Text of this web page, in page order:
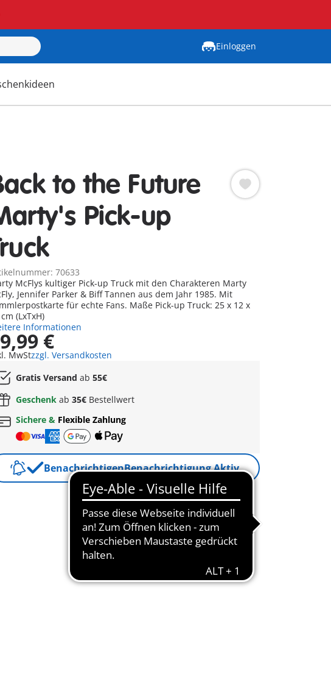
Einloggen
to the Future
Pick-up
70633
McFlys kultiger Pick-up Truck mit den Charakteren Marty
Jennifer Parker & Biff Tannen aus dem Jahr 1985. Mit
für echte Fans. Maße Pick-up Truck: 25 x 12 x
13 cm (LxTxH)
Informationen
€
MwStzzgl. Versandkosten
Gratis Versand ab 55€
Geschenk ab 35€Bestellwert
Sichere & Flexible Zahlung
BenachrichtigenBenachrichtigung Aktiv